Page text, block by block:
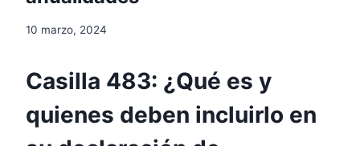
10 marzo, 2024
Casilla 483: ¿Qué es y
quienes deben incluirlo en